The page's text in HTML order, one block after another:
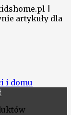
|
artykuły dla